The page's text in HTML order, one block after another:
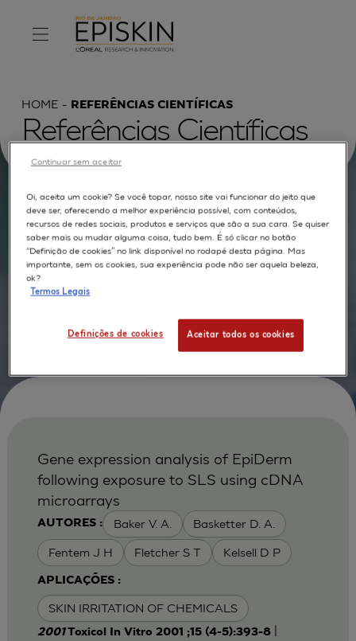
HOME REFERÊNCIAS CIENTÍFICAS
Referências Científicas
Procurar por :
TEXTO COMPLETO MODELOS APLICAÇÕES
AUTORES
AUTORES : Baker V. A. Basketter D. A.
Fentem J H Fletcher S T Kelsell D P
APLICAÇÕES :
SKIN IRRITATION OF CHEMICALS
Gene expression analysis of EpiDerm
following exposure to SLS using cDNA
microarrays
2001Toxicol In Vitro 2001 ;15 (4-5):393-8|
Oi, aceita um cookie? Se você topar, nosso site vai funcionar do jeito que
deve ser, oferecendo a melhor experiência possível, com conteúdos,
recursos de redes sociais, produtos e serviços que são a sua cara. Se quiser
saber mais ou mudar alguma coisa, tudo bem. É só clicar no botão
“Definição de cookies” no link disponível no rodapé desta página. Mas
importante, sem os cookies, sua experiência pode não ser aquela beleza,
ok?
Termos Legais
Definições de cookies Aceitar todos os cookies
Continuar sem aceitar